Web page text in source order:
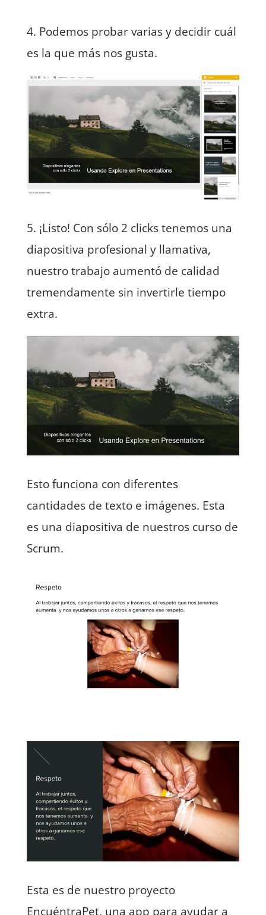
4. Podemos probar varias y decidir cuál
es la que más nos gusta.
5. ¡Listo! Con sólo 2 clicks tenemos una
diapositiva profesional y llamativa,
nuestro trabajo aumentó de calidad
tremendamente sin invertirle tiempo
extra.
Esto funciona con diferentes
cantidades de texto e imágenes. Esta
es una diapositiva de nuestros curso de
Scrum.
Esta es de nuestro proyecto
EncuéntraPet, una app para ayudar a